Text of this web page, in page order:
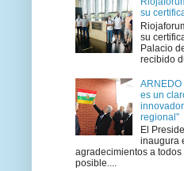
su
su
Palacio
recibido
es un
regional”
El
inaugura
agradecimientos a
posible....